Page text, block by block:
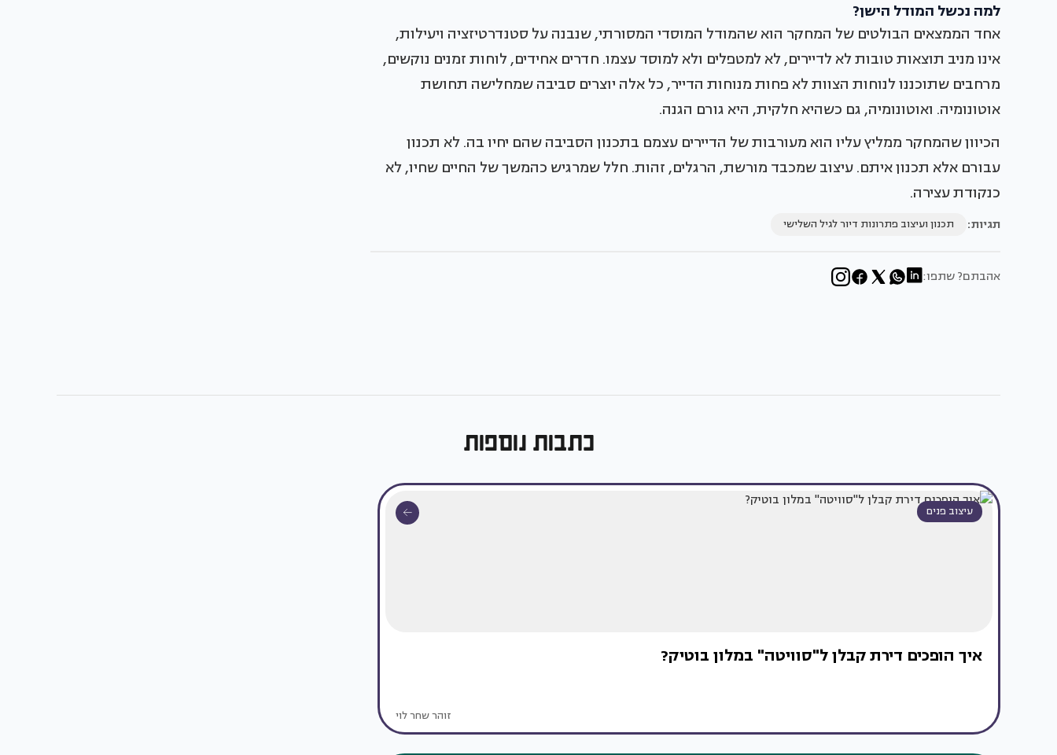
למה נכשל המודל הישן?
אחד הממצאים הבולטים של המחקר הוא שהמודל המוסדי המסורתי, שנבנה על סטנדרטיזציה ויעילות,
אינו מניב תוצאות טובות לא לדיירים, לא למטפלים ולא למוסד עצמו. חדרים אחידים, לוחות זמנים נוקשים,
מרחבים שתוכננו לנוחות הצוות לא פחות מנוחות הדייר, כל אלה יוצרים סביבה שמחלישה תחושת
אוטונומיה. ואוטונומיה, גם כשהיא חלקית, היא גורם הגנה.
הכיוון שהמחקר ממליץ עליו הוא מעורבות של הדיירים עצמם בתכנון הסביבה שהם יחיו בה. לא תכנון
עבורם אלא תכנון איתם. עיצוב שמכבד מורשת, הרגלים, זהות. חלל שמרגיש כהמשך של החיים שחיו, לא
כנקודת עצירה.
תגיות: תכנון ועיצוב פתרונות דיור לגיל השלישי
אהבתם? שתפו:
כתבות נוספות
עיצוב פנים
איך הופכים דירת קבלן ל"סוויטה" במלון בוטיק?
זוהר שחר לוי